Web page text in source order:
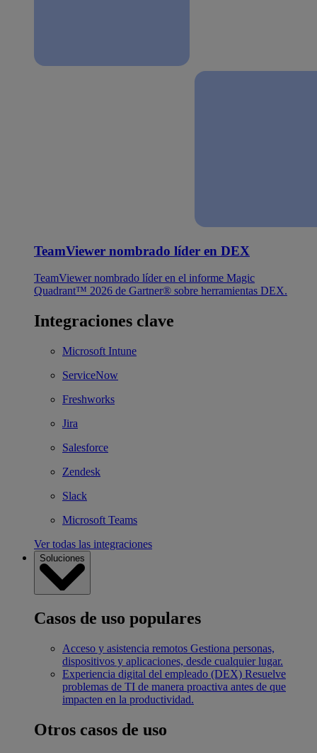
TeamViewer nombrado líder en DEX
TeamViewer nombrado líder en el informe Magic
Quadrant™ 2026 de Gartner® sobre herramientas DEX.
Integraciones clave
Microsoft Intune
ServiceNow
Freshworks
Jira
Salesforce
Zendesk
Slack
Microsoft Teams
Ver todas las integraciones
Soluciones
Casos de uso populares
Acceso y asistencia remotos Gestiona personas,
dispositivos y aplicaciones, desde cualquier lugar.
Experiencia digital del empleado (DEX) Resuelve
problemas de TI de manera proactiva antes de que
impacten en la productividad.
Otros casos de uso